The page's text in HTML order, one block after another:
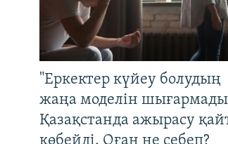
"Еркектер күйеу болудың
жаңа моделін
Қазақстанда ажырасу